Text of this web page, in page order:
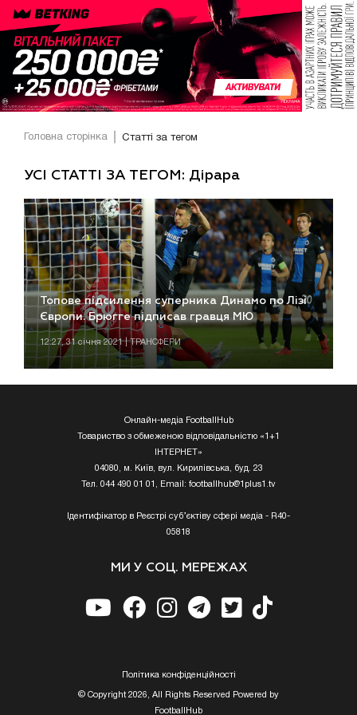
Головна сторінка Статті за тегом
УСІ СТАТТІ ЗА ТЕГОМ: Дірара
Топове підсилення суперника Динамо по Лізі
Європи. Брюгге підписав гравця МЮ
12:27, 31 січня 2021 | ТРАНСФЕРИ
Онлайн-медіа FootballHub
Товариство з обмеженою відповідальністю «1+1
ІНТЕРНЕТ»
04080, м. Київ, вул. Кирилівська, буд. 23
Тел. 044 490 01 01, Email: footballhub@1plus1.tv
Ідентифікатор в Реєстрі суб’єктіву сфері медіа - R40-
05818
МИ У СОЦ. МЕРЕЖАХ
Полiтика конфiденцiйностi
© Copyright 2026, All Rights Reserved Powered by
FootballHub